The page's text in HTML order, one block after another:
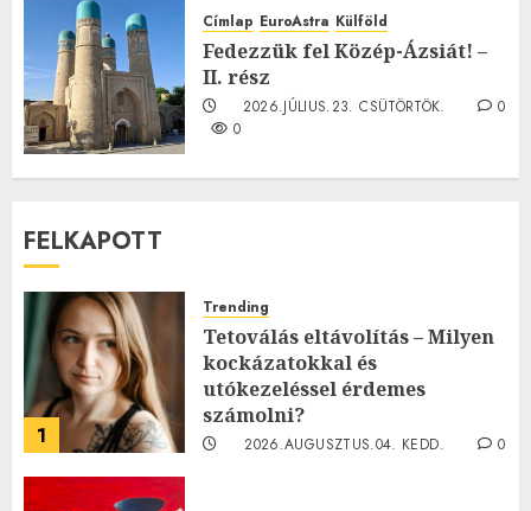
2026.JÚLIUS.23. CSÜTÖRTÖK.
0
Címlap EuroAstra Külföld
Fedezzük fel Közép-Ázsiát! –
II. rész
2026.JÚLIUS.23. CSÜTÖRTÖK.
0
0
FELKAPOTT
1
Trending
Tetoválás eltávolítás – Milyen
kockázatokkal és
utókezeléssel érdemes
számolni?
2026.AUGUSZTUS.04. KEDD.
0